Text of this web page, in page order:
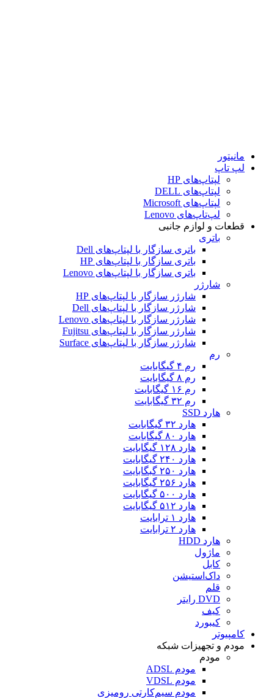
مانیتور
لپ تاپ
لپتاپ‌های HP
لپتاپ‌های DELL
لپتاپ‌های Microsoft
لپ‌تاپ‌های Lenovo
قطعات و لوازم جانبی
باتری
باتری سازگار با لپتاپ‌های Dell
باتری سازگار با لپتاپ‌های HP
باتری سازگار با لپتاپ‌های Lenovo
شارژر
شارژر سازگار با لپتاپ‌های HP
شارژر سازگار با لپتاپ‌های Dell
شارژر سازگار با لپتاپ‌های Lenovo
شارژر سازگار با لپتاپ‌های Fujitsu
شارژر سازگار با لپتاپ‌های Surface
رم
رم ۴ گیگابایت
رم ۸ گیگابایت
رم ۱۶ گیگابایت
رم ۳۲ گیگابایت
هارد SSD
هارد ۳۲ گیگابایت
هارد ۸۰ گیگابایت
هارد ۱۲۸ گیگابایت
هارد ۲۴۰ گیگابایت
هارد ۲۵۰ گبگابایت
هارد ۲۵۶ گیگابایت
هارد ۵۰۰ گیگابایت
هارد ۵۱۲ گیگابایت
هارد ۱ ترابایت
هارد ۲ ترابایت
هارد HDD
ماژول
کابل
داک‌استیشن
قلم
DVD رایتر
کیف
کیبورد
کامپیوتر
مودم و تجهیزات شبکه
مودم
مودم ADSL
مودم VDSL
مودم سیم‌کارتی رومیزی